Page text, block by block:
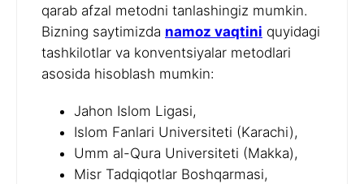
qarab afzal metodni tanlashingiz mumkin.
Bizning saytimizda namoz vaqtini quyidagi
tashkilotlar va konventsiyalar metodlari
asosida hisoblash mumkin:
Jahon Islom Ligasi,
Islom Fanlari Universiteti (Karachi),
Umm al-Qura Universiteti (Makka),
Misr Tadqiqotlar Boshqarmasi,